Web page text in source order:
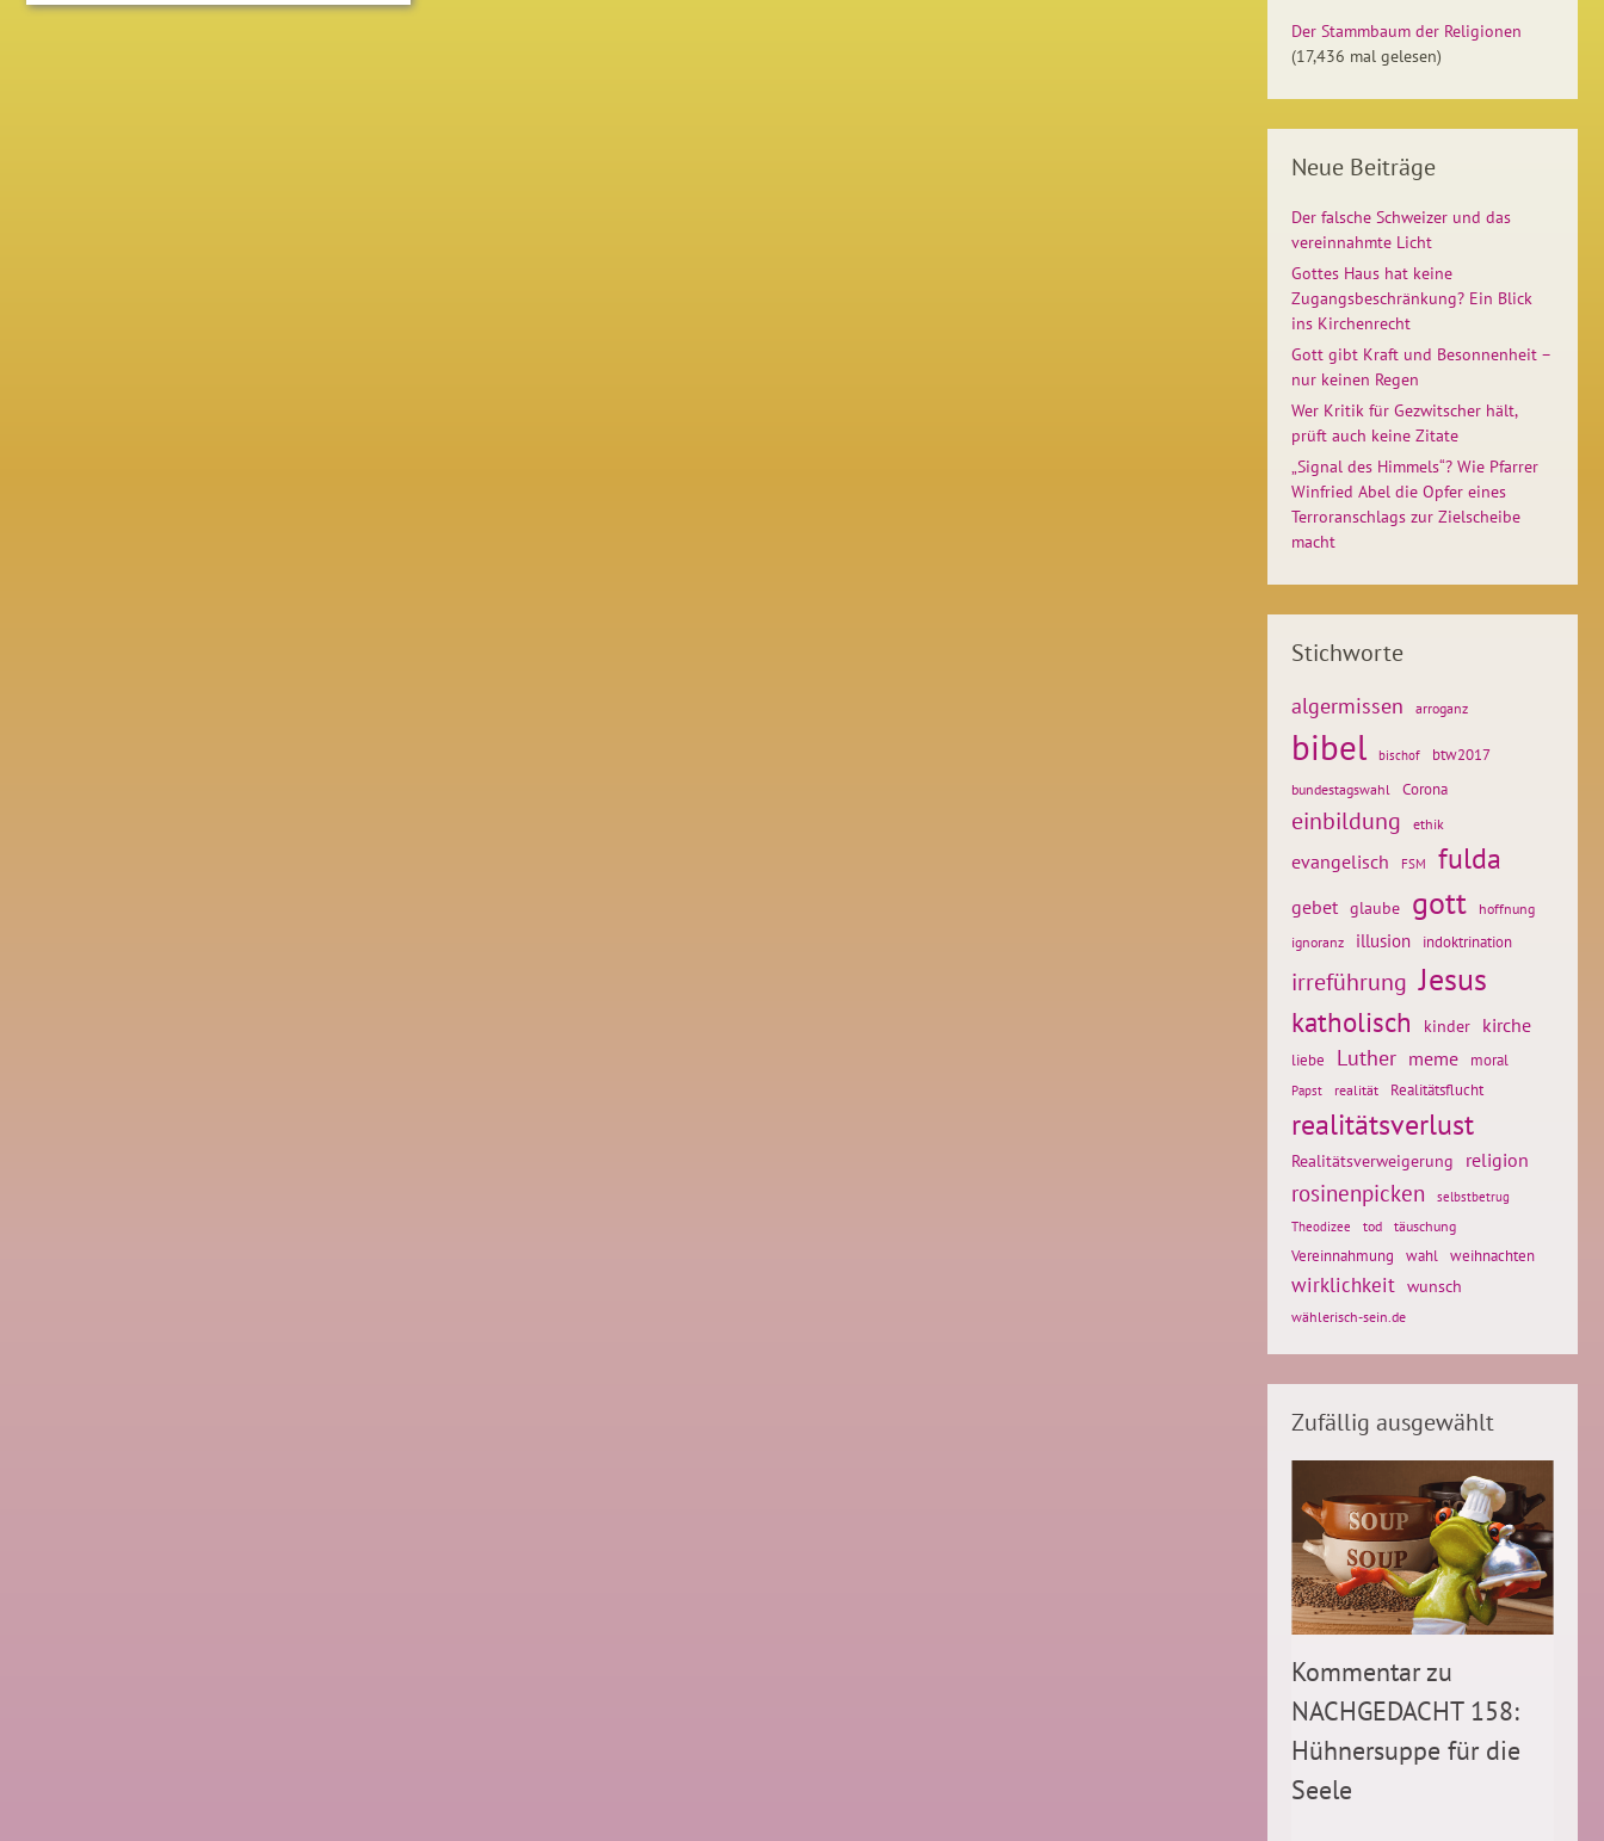
Der Stammbaum der Religionen
(17,436 mal gelesen)
Neue Beiträge
Der falsche Schweizer und das
vereinnahmte Licht
Gottes Haus hat keine
Zugangsbeschränkung? Ein Blick
ins Kirchenrecht
Gott gibt Kraft und Besonnenheit –
nur keinen Regen
Wer Kritik für Gezwitscher hält,
prüft auch keine Zitate
„Signal des Himmels“? Wie Pfarrer
Winfried Abel die Opfer eines
Terroranschlags zur Zielscheibe
macht
Stichworte
algermissen arroganz
bibel bischof btw2017
bundestagswahl Corona
einbildung ethik
evangelisch FSM fulda
gebet glaube gott
hoffnung
ignoranz
illusion indoktrination
irreführung Jesus
katholisch kinder kirche
liebe Luther meme moral
Papst realität Realitätsflucht
realitätsverlust
Realitätsverweigerung religion
rosinenpicken
selbstbetrug
Theodizee
tod täuschung
Vereinnahmung wahl weihnachten
wirklichkeit wunsch
wählerisch-sein.de
Zufällig ausgewählt
Kommentar zu
NACHGEDACHT 158:
Hühnersuppe für die
Seele